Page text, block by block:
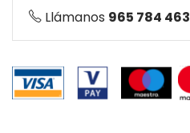
Llámanos 965 784 463